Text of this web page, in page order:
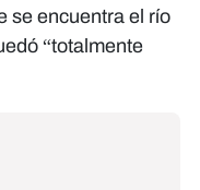
se encuentra el río
“totalmente